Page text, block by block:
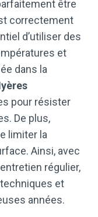
être
correctement
d’utiliser des
et
dans la
pour résister
De plus,
limiter la
Ainsi, avec
régulier,
et
années.